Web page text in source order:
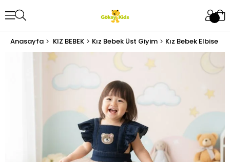
Anasayfa KIZ BEBEK Kız Bebek Üst Giyim Kız Bebek Elbise